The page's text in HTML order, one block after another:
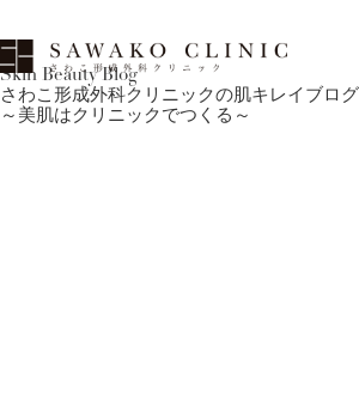
Skin Beauty Blog
さわこ形成外科クリニックの肌キレイブログ
～美肌はクリニックでつくる～